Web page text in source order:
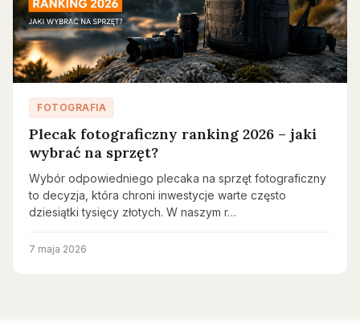
FOTOGRAFIA
Plecak fotograficzny ranking 2026 – jaki
wybrać na sprzęt?
Wybór odpowiedniego plecaka na sprzęt fotograficzny
to decyzja, która chroni inwestycje warte często
dziesiątki tysięcy złotych. W naszym r…
7 maja 2026